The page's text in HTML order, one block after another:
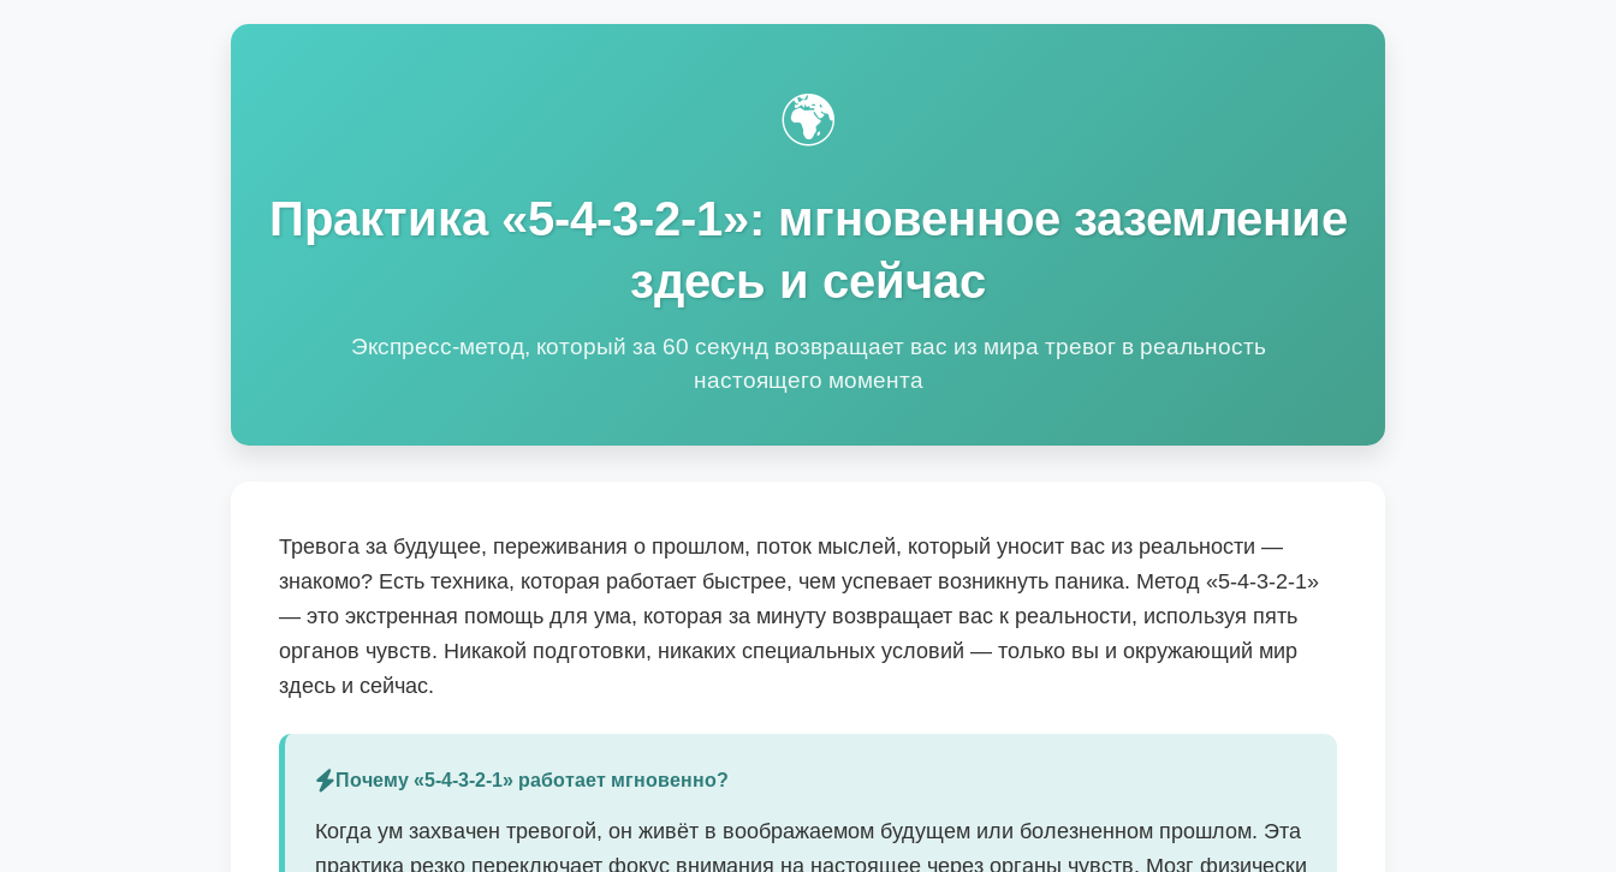
🌍
Практика «5-4-3-2-1»: мгновенное заземление
здесь и сейчас
Экспресс-метод, который за 60 секунд возвращает вас из мира тревог в реальность
настоящего момента
Тревога за будущее, переживания о прошлом, поток мыслей, который уносит вас из реальности —
знакомо? Есть техника, которая работает быстрее, чем успевает возникнуть паника. Метод «5-4-3-2-1»
— это экстренная помощь для ума, которая за минуту возвращает вас к реальности, используя пять
органов чувств. Никакой подготовки, никаких специальных условий — только вы и окружающий мир
здесь и сейчас.
Почему «5-4-3-2-1» работает мгновенно?
Когда ум захвачен тревогой, он живёт в воображаемом будущем или болезненном прошлом. Эта
практика резко переключает фокус внимания на настоящее через органы чувств. Мозг физически